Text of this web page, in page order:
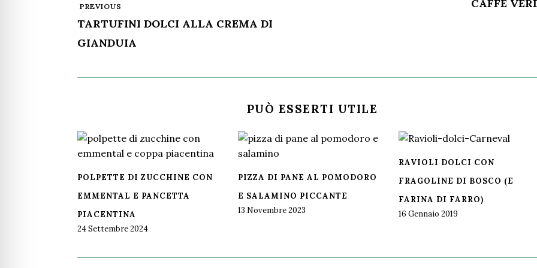
PREVIOUS
TARTUFINI DOLCI ALLA CREMA DI
GIANDUIA
CAFFÈ
PUÒ ESSERTI UTILE
POLPETTE DI ZUCCHINE CON
EMMENTAL E PANCETTA
PIACENTINA
24 Settembre 2024
PIZZA DI PANE AL POMODORO
E SALAMINO PICCANTE
13 Novembre 2023
RAVIOLI DOLCI CON
FRAGOLINE DI BOSCO (E
FARINA DI FARRO)
16 Gennaio 2019